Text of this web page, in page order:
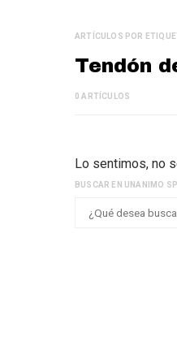
ARTÍCULOS POR
Tendón
0 ARTÍCULOS
Lo sentimos, no
BUSCAR EN UNANIMO